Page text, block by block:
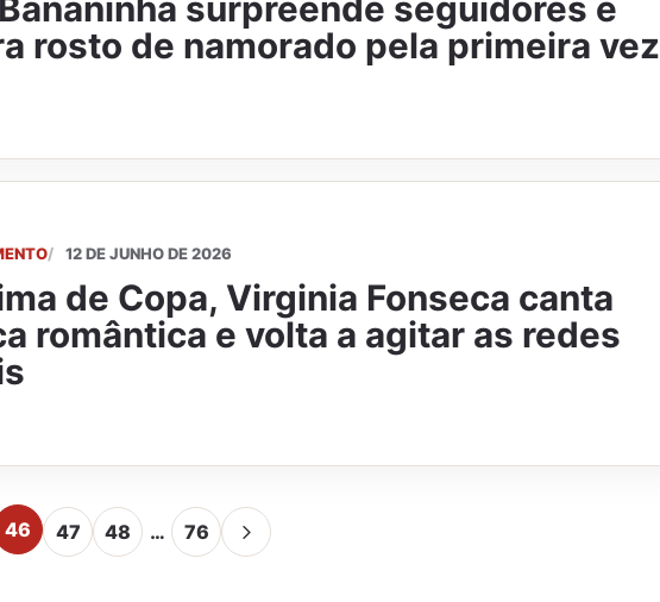
rosto de namorado pela primeira vez
12 DE JUNHO DE 2026
de Copa, Virginia Fonseca canta
romântica e volta a agitar as redes
46 47 48 … 76